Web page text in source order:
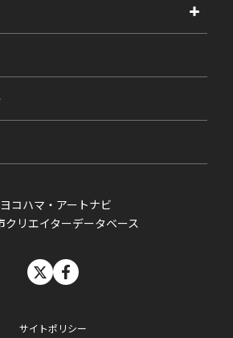
研究
ヨコハマ・アートナビ
クリエイターデータベース
サイトポリシー